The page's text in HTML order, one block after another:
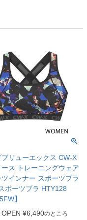
ブリューエックス CW-X
ース トレーニングウェア
ツインナー スポーツブラ
ポーツブラ HTY128
】
¥6,490のところ